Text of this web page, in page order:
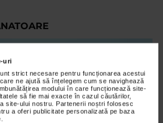
uri
strict necesare pentru funcționarea acestui
ne ajută să înțelegem cum se navighează
modului în care funcționează site-
să fie mai exacte în cazul căutărilor,
site-ului nostru. Partenerii noștri folosesc
a oferi publicitate personalizată pe baza